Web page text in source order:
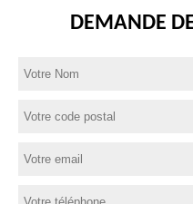
DEMANDE